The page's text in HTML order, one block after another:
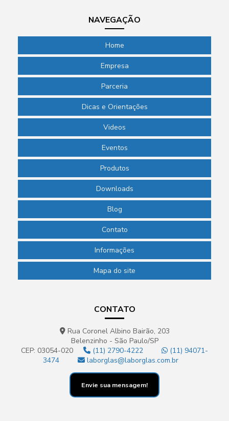
NAVEGAÇÃO
Home
Empresa
Parceria
Dicas e Orientações
Videos
Eventos
Produtos
Downloads
Blog
Contato
Informações
Mapa do site
CONTATO
Rua Coronel Albino Bairão, 203
Belenzinho - São Paulo/SP
CEP: 03054-020
(11) 2790-4222
(11) 94071-
3474
laborglas@laborglas.com.br
Envie sua mensagem!